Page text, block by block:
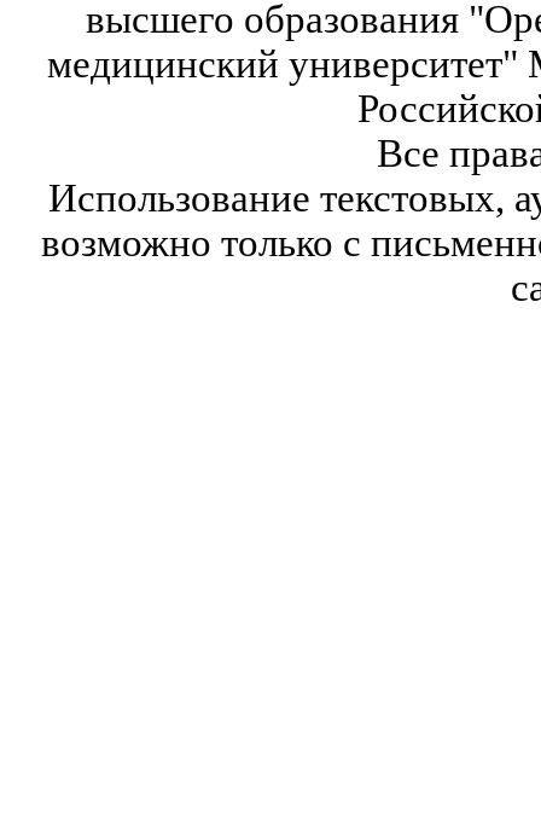
высшего образования
медицинский университет"
Все
Использование текстовых,
возможно только с